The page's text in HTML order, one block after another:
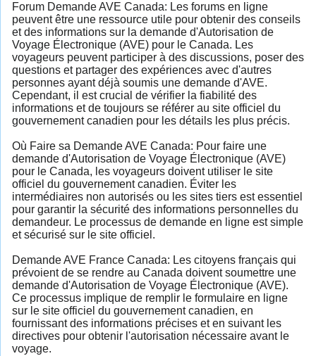
Forum Demande AVE Canada: Les forums en ligne
peuvent être une ressource utile pour obtenir des conseils
et des informations sur la demande d'Autorisation de
Voyage Électronique (AVE) pour le Canada. Les
voyageurs peuvent participer à des discussions, poser des
questions et partager des expériences avec d'autres
personnes ayant déjà soumis une demande d'AVE.
Cependant, il est crucial de vérifier la fiabilité des
informations et de toujours se référer au site officiel du
gouvernement canadien pour les détails les plus précis.
Où Faire sa Demande AVE Canada: Pour faire une
demande d'Autorisation de Voyage Électronique (AVE)
pour le Canada, les voyageurs doivent utiliser le site
officiel du gouvernement canadien. Éviter les
intermédiaires non autorisés ou les sites tiers est essentiel
pour garantir la sécurité des informations personnelles du
demandeur. Le processus de demande en ligne est simple
et sécurisé sur le site officiel.
Demande AVE France Canada: Les citoyens français qui
prévoient de se rendre au Canada doivent soumettre une
demande d'Autorisation de Voyage Électronique (AVE).
Ce processus implique de remplir le formulaire en ligne
sur le site officiel du gouvernement canadien, en
fournissant des informations précises et en suivant les
directives pour obtenir l'autorisation nécessaire avant le
voyage.